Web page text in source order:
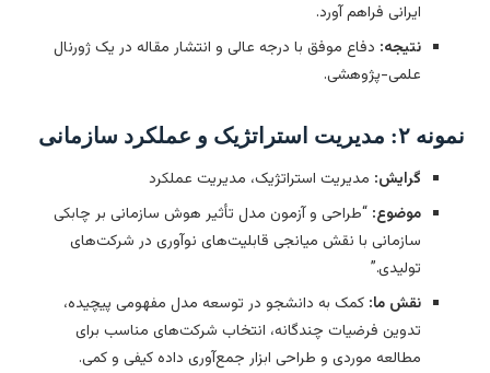
ایرانی فراهم آورد.
نتیجه:دفاع موفق با درجه عالی و انتشار مقاله در یک ژورنال
علمی-پژوهشی.
استراتژیک و عملکرد سازمانی
گرایش:مدیریت استراتژیک، مدیریت عملکرد
موضوع:“طراحی و آزمون مدل تأثیر هوش سازمانی بر چابکی
سازمانی با نقش میانجی قابلیت‌های نوآوری در شرکت‌های
تولیدی.”
نقش ما:کمک به دانشجو در توسعه مدل مفهومی پیچیده،
تدوین فرضیات چندگانه، انتخاب شرکت‌های مناسب برای
مطالعه موردی و طراحی ابزار جمع‌آوری داده کیفی و کمی.